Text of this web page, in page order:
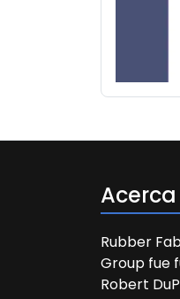
Rubber
Group fue
Robert